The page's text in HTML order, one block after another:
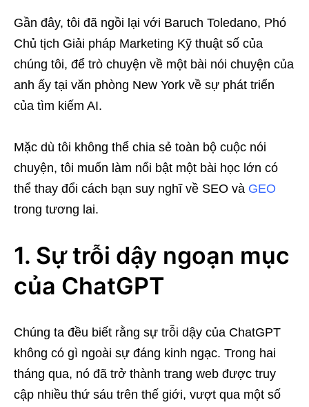
Gần đây, tôi đã ngồi lại với Baruch Toledano, Phó
Chủ tịch Giải pháp Marketing Kỹ thuật số của
chúng tôi, để trò chuyện về một bài nói chuyện của
anh ấy tại văn phòng New York về sự phát triển
của tìm kiếm AI.
Mặc dù tôi không thể chia sẻ toàn bộ cuộc nói
chuyện, tôi muốn làm nổi bật một bài học lớn có
thể thay đổi cách bạn suy nghĩ về SEO và GEO
trong tương lai.
1. Sự trỗi dậy ngoạn mục
của ChatGPT
Chúng ta đều biết rằng sự trỗi dậy của ChatGPT
không có gì ngoài sự đáng kinh ngạc. Trong hai
tháng qua, nó đã trở thành trang web được truy
cập nhiều thứ sáu trên thế giới, vượt qua một số